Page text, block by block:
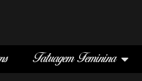
Tatuagem Feminina